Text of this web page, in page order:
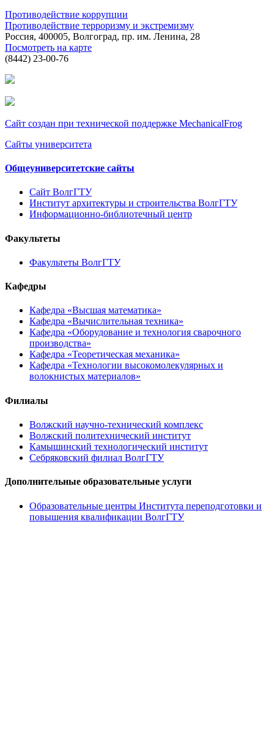
Противодействие коррупции
Противодействие терроризму и экстремизму
Россия, 400005, Волгоград, пр. им. Ленина, 28
Посмотреть на карте
(8442) 23-00-76
Сайт создан при технической поддержке MechanicalFrog
Сайты университета
Общеуниверситетские сайты
Сайт ВолгГТУ
Институт архитектуры и строительства ВолгГТУ
Информационно-библиотечный центр
Факультеты
Факультеты ВолгГТУ
Кафедры
Кафедра «Высшая математика»
Кафедра «Вычислительная техника»
Кафедра «Оборудование и технология сварочного
производства»
Кафедра «Теоретическая механика»
Кафедра «Технологии высокомолекулярных и
волокнистых материалов»
Филиалы
Волжский научно-технический комплекс
Волжский политехнический институт
Камышинский технологический институт
Себряковский филиал ВолгГТУ
Дополнительные образовательные услуги
Образовательные центры Института переподготовки и
повышения квалификации ВолгГТУ